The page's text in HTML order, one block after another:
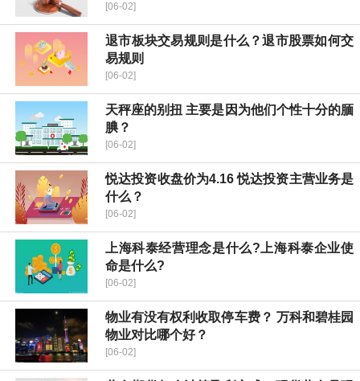
[06-02]
退市板块交易规则是什么？退市股票如何交
易规则
[06-02]
天秤座的别扭 主要是因为他们个性十分的腼
腆？
[06-02]
​悦达投资收盘价为4.16 ​悦达投资主营业务是
什么？
[06-02]
上海科泰经营理念是什么?上海科泰企业使
命是什么?
[06-02]
物业有没有权利收取停车费？ 万科和碧桂园
物业对比哪个好？
[06-02]